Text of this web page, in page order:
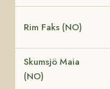
Rim Faks (NO)
Skumsjö Maia
(NO)